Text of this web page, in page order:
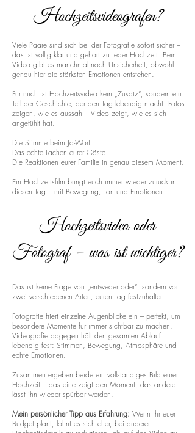
Hochzeitsvideografen?
Viele Paare sind sich bei der Fotografie sofort sicher –
das ist völlig klar und gehört zu jeder Hochzeit. Beim
Video gibt es manchmal noch Unsicherheit, obwohl
genau hier die stärksten Emotionen entstehen.
Für mich ist Hochzeitsvideo kein „Zusatz“, sondern ein
Teil der Geschichte, der den Tag lebendig macht. Fotos
zeigen, wie es aussah – Video zeigt, wie es sich
angefühlt hat.
Die Stimme beim Ja-Wort.
Das echte Lachen eurer Gäste.
Die Reaktionen eurer Familie in genau diesem Moment.
Ein Hochzeitsfilm bringt euch immer wieder zurück in
diesen Tag – mit Bewegung, Ton und Emotionen.
Hochzeitsvideo oder
Fotograf – was ist wichtiger?
Das ist keine Frage von „entweder oder“, sondern von
zwei verschiedenen Arten, euren Tag festzuhalten.
Fotografie friert einzelne Augenblicke ein – perfekt, um
besondere Momente für immer sichtbar zu machen.
Videografie dagegen hält den gesamten Ablauf
lebendig fest: Stimmen, Bewegung, Atmosphäre und
echte Emotionen.
Zusammen ergeben beide ein vollständiges Bild eurer
Hochzeit – das eine zeigt den Moment, das andere
lässt ihn wieder spürbar werden.
Mein persönlicher Tipp aus Erfahrung: Wenn ihr euer
Budget plant, lohnt es sich eher, bei anderen